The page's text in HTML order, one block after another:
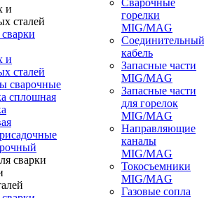
и
сталей
сварочные
сплошная
Сварочные
горелки
MIG/MAG
Соединительный
кабель
Запасные части
MIG/MAG
Запасные части
для горелок
MIG/MAG
Направляющие
каналы
MIG/MAG
Токосъемники
MIG/MAG
Газовые сопла